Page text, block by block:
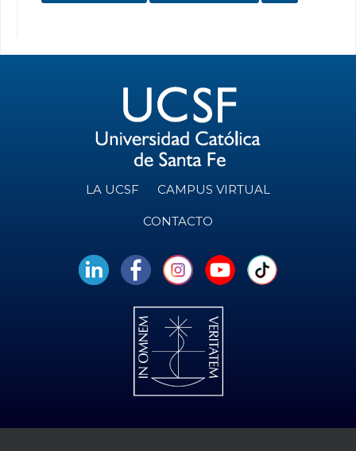
LA UCSF CAMPUS VIRTUAL
CONTACTO